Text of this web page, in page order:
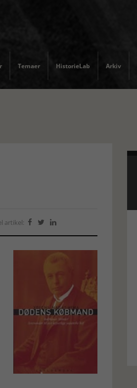
Temaer HistorieLab Arkiv
artikel:   